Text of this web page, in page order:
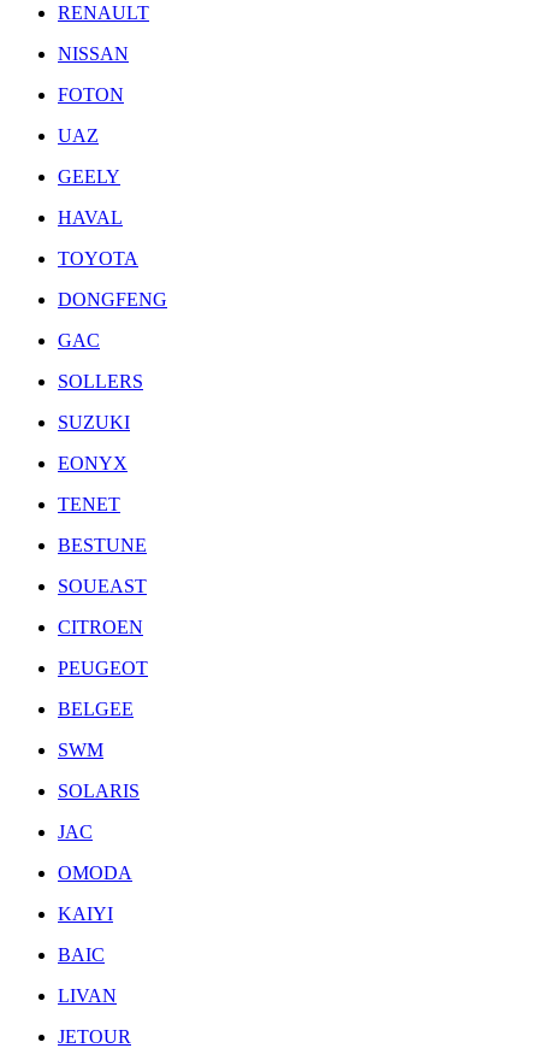
RENAULT
NISSAN
FOTON
UAZ
GEELY
HAVAL
TOYOTA
DONGFENG
GAC
SOLLERS
SUZUKI
EONYX
TENET
BESTUNE
SOUEAST
CITROEN
PEUGEOT
BELGEE
SWM
SOLARIS
JAC
OMODA
KAIYI
BAIC
LIVAN
JETOUR